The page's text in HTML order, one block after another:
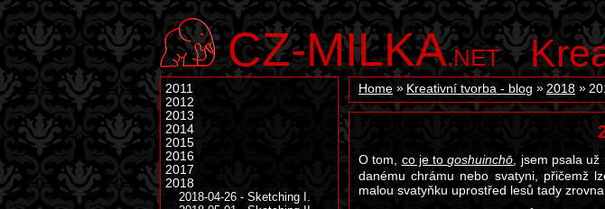
CZ-MILKA.NET
Home Kreativní tvorba - blog 2018
O tom, co je togoshuinchō, jsem psala
danému chrámu nebo svatyni, přičemž
malou svatyňku uprostřed lesů tady
2011
2012
2013
2014
2015
2016
2017
2018
2018-04-26 - Sketching I.